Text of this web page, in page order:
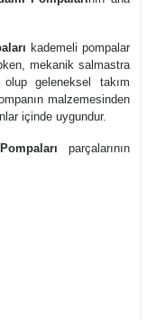
kademeli pompalar
mekanik salmastra
geleneksel takım
malzemesinden
içinde uygundur.
parçalarının